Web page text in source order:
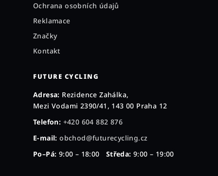
Ochrana osobních údajů
Reklamace
Značky
Kontakt
FUTURE CYCLING
Adresa: Rezidence Zahálka,
Mezi Vodami 2390/41, 143 00 Praha 12
Telefon: +420 604 882 876
E-mail: obchod@futurecycling.cz
Po–Pá: 9:00 – 18:00 Středa: 9:00 – 19:00